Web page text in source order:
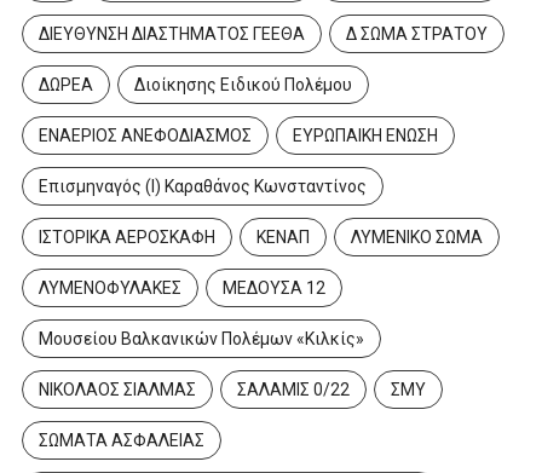
ΔΙΕΥΘΥΝΣΗ ΔΙΑΣΤΗΜΑΤΟΣ ΓΕΕΘΑ Δ ΣΩΜΑ ΣΤΡΑΤΟΥ
ΔΩΡΕΑ Διοίκησης Ειδικού Πολέμου
ΕΝΑΕΡΙΟΣ ΑΝΕΦΟΔΙΑΣΜΟΣ ΕΥΡΩΠΑΙΚΗ ΕΝΩΣΗ
Επισμηναγός (Ι) Καραθάνος Κωνσταντίνος
ΙΣΤΟΡΙΚΑ ΑΕΡΟΣΚΑΦΗ ΚΕΝΑΠ ΛΥΜΕΝΙΚΟ ΣΩΜΑ
ΛΥΜΕΝΟΦΥΛΑΚΕΣ ΜΕΔΟΥΣΑ 12
Μουσείου Βαλκανικών Πολέμων «Κιλκίς»
ΝΙΚΟΛΑΟΣ ΣΙΑΛΜΑΣ ΣΑΛΑΜΙΣ 0/22 ΣΜΥ
ΣΩΜΑΤΑ ΑΣΦΑΛΕΙΑΣ